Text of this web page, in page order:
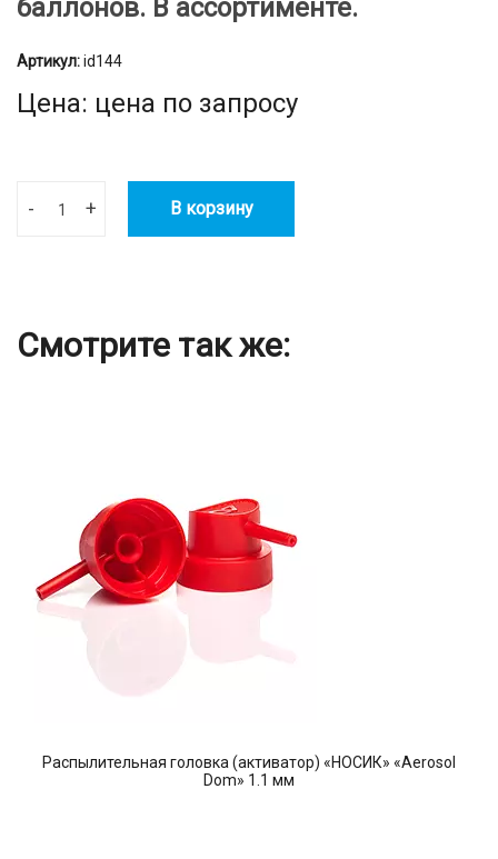
баллонов. В ассортименте.
Артикул:id144
Цена: цена по запросу
- + В корзину
Смотрите так же:
Распылительная головка (активатор) «НОСИК» «Aerosol
Dom» 1.1 мм